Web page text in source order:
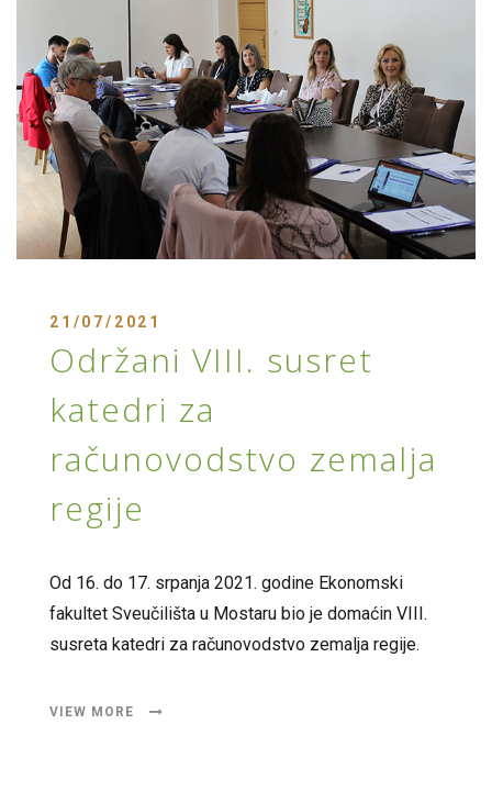
21/07/2021
Održani VIII. susret
katedri za
računovodstvo zemalja
regije
Od 16. do 17. srpanja 2021. godine Ekonomski
fakultet Sveučilišta u Mostaru bio je domaćin VIII.
susreta katedri za računovodstvo zemalja regije.
VIEW MORE